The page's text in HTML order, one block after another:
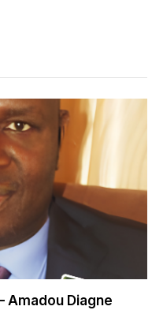
Amadou Diagne